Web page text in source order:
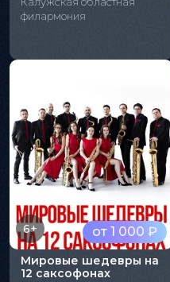
филармония
от 1 000 ₽
6+
Мировые шедевры на
12 саксофонах